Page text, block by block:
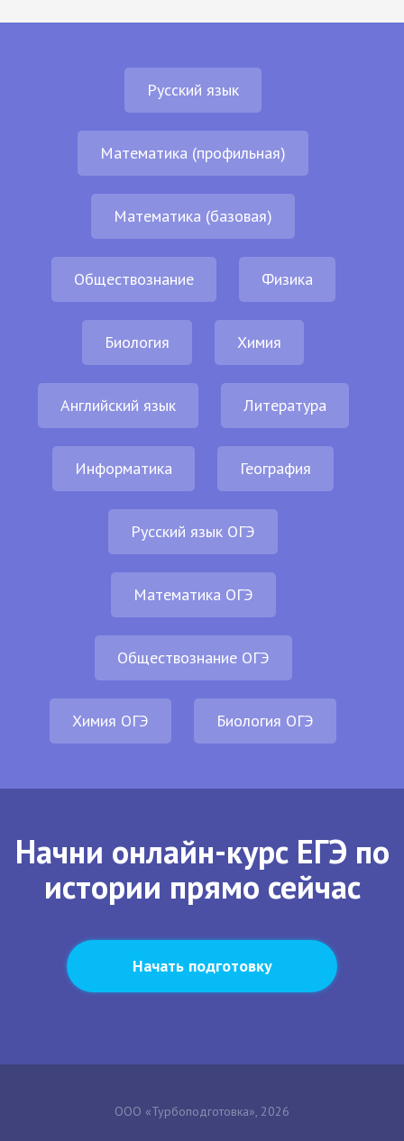
Русский язык
Математика (профильная)
Математика (базовая)
Обществознание Физика
Биология Химия
Английский язык Литература
Информатика География
Русский язык ОГЭ
Математика ОГЭ
Обществознание ОГЭ
Химия ОГЭ Биология ОГЭ
Начни онлайн-курс ЕГЭ по
истории прямо сейчас
Начать подготовку
ООО «Турбоподготовка», 2026